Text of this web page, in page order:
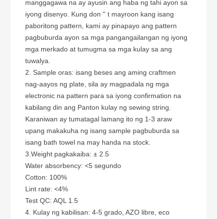
manggagawa na ay ayusin ang haba ng tahi ayon sa
iyong disenyo. Kung don '' t mayroon kang isang
paboritong pattern, kami ay pinapayo ang pattern
pagbuburda ayon sa mga pangangailangan ng iyong
mga merkado at tumugma sa mga kulay sa ang
tuwalya.
2. Sample oras: isang beses ang aming craftmen
nag-aayos ng plate, sila ay magpadala ng mga
electronic na pattern para sa iyong confirmation na
kabilang din ang Panton kulay ng sewing string.
Karaniwan ay tumatagal lamang ito ng 1-3 araw
upang makakuha ng isang sample pagbuburda sa
isang bath towel na may handa na stock.
3.Weight pagkakaiba: ± 2.5
Water absorbency: <5 segundo
Cotton: 100%
Lint rate: <4%
Test QC: AQL 1.5
4. Kulay ng kabilisan: 4-5 grado, AZO libre, eco